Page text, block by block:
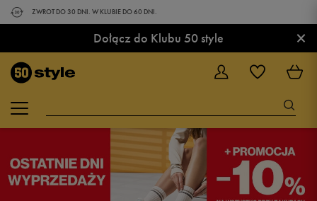
ZWROT DO 30 DNI. W KLUBIE DO 60 DNI.
Dołącz do Klubu 50 style ×